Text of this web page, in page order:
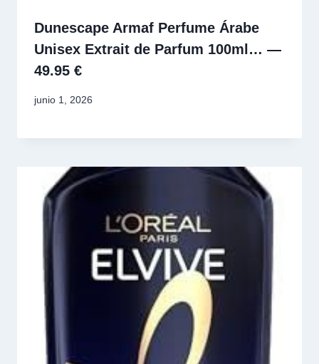
Dunescape Armaf Perfume Árabe
Unisex Extrait de Parfum 100ml… —
49.95 €
junio 1, 2026